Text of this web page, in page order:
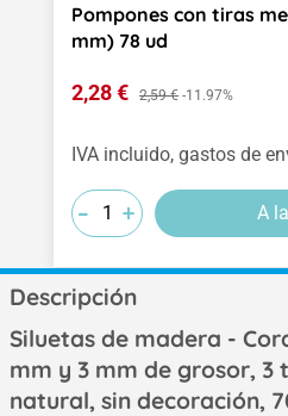
Pompones con tiras
mm) 78 ud
Precio de venta:
2,28 € Precio normal:
2,59 € -11.97%
IVA incluido, gastos de
-
-
- +
+
+ A
Descripción
Siluetas de madera -
mm y 3 mm de grosor, 3
natural, sin decoración,